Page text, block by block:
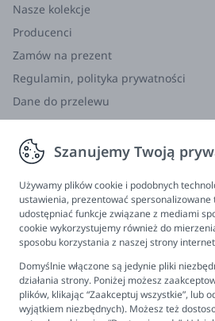
Nasze kolekcje
Producenci
Zamów na prezent
Regulamin, polityka prywatności
Dane do przelewu
Zwroty, wymiana, reklamacja
Informacje
Program lojalnościowy
FAQ - najczęściej zadawane pytania
Newsletter
Ustawienia plików cookies
Biuro obsługi klienta
Szanujemy Twoją
Używamy plików cookie i podobnych
ustawienia, prezentować
udostępniać funkcje związane z mediami
cookie wykorzystujemy również do
sposobu korzystania z naszej strony
Domyślnie włączone są jedynie pliki
działania strony. Poniżej możesz
plików, klikając “Zaakceptuj wszystkie”, lub
wyjątkiem niezbędnych). Możesz też